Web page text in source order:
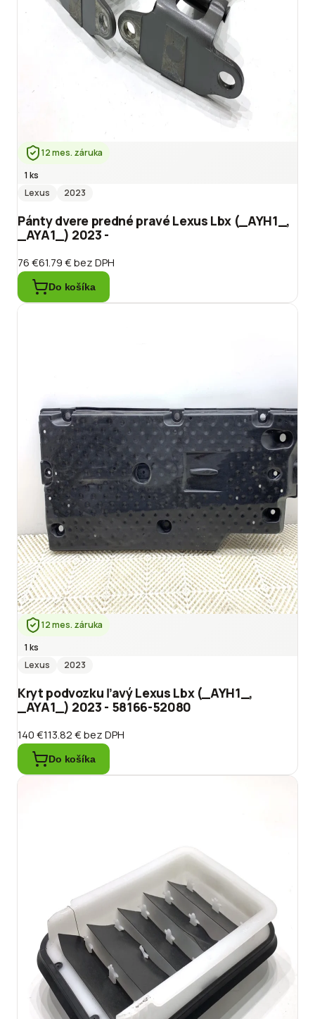
12 mes. záruka
1 ks
Lexus
2023
Pánty dvere predné pravé Lexus Lbx (_AYH1_,
_AYA1_) 2023 -
76 €61.79 €bez DPH
Do košíka
12 mes. záruka
1 ks
Lexus
2023
Kryt podvozku ľavý Lexus Lbx (_AYH1_,
_AYA1_) 2023 - 58166-52080
140 €113.82 €bez DPH
Do košíka